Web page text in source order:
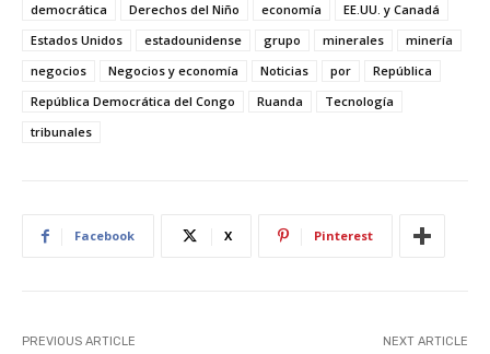
st A
p
p
b
o
o
t
dI
n
democrática Derechos del Niño economía
EE.UU. y Canadá
Estados Unidos
estadounidense grupo minerales
minería
negocios
Negocios y economía Noticias por
República
República Democrática del Congo
Ruanda
Tecnología
tribunales
Facebook X Pinterest
PREVIOUS ARTICLE NEXT ARTICLE